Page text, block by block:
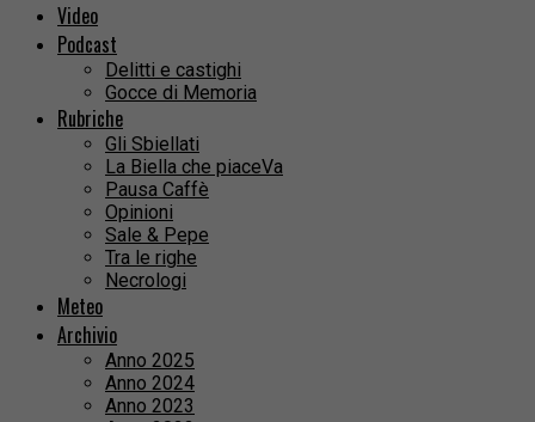
Video
Podcast
Delitti e castighi
Gocce di Memoria
Rubriche
Gli Sbiellati
La Biella che piaceVa
Pausa Caffè
Opinioni
Sale & Pepe
Tra le righe
Necrologi
Meteo
Archivio
Anno 2025
Anno 2024
Anno 2023